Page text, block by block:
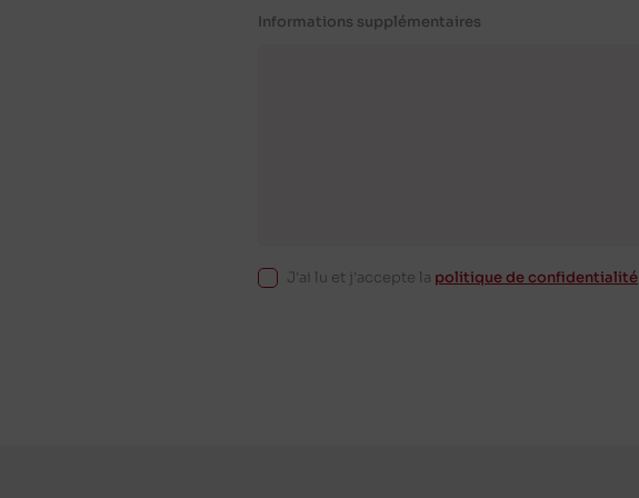
Informations supplémentaires
J'ai lu et j'accepte la politique de confidentialité